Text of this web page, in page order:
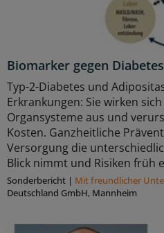
Biomarker gegen
Typ-2-Diabetes und
Erkrankungen: Sie wirken
Organsysteme aus und
Kosten. Ganzheitliche
Versorgung die
Blick nimmt und Risiken früh
Sonderbericht | Mit freundlicher
Deutschland GmbH, Mannheim